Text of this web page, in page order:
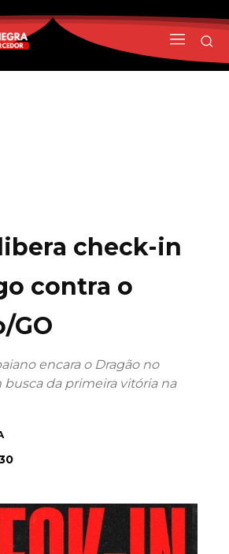
check-in
contra o
GO
encara o Dragão no
busca da primeira vitória na